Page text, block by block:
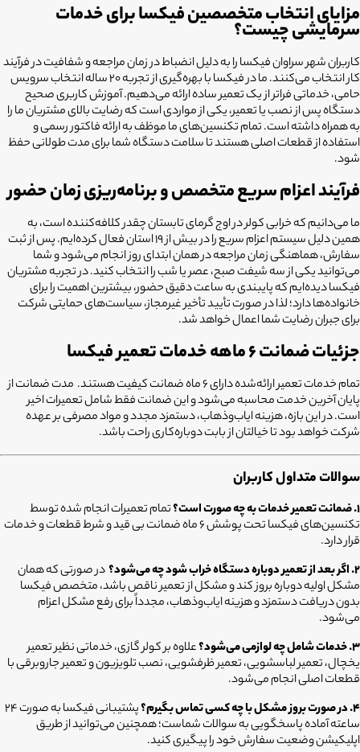
مزایای انتخاب متخصصین فیکسا برای خدمات
سرمایشی چیست؟
کاربران شهر سراوان فیکسا را به دلیل انضباط در زمان مراجعه و شفافیت در فرآیند
کار انتخاب می‌کنند. ما در فیکسا با بهره‌گیری از تجربه ۲۰ ساله انتخاب سرویس
حامی، خدماتی فراتر از یک تعمیر ساده ارائه می‌دهیم. آموزش کاربری صحیح
دستگاه پس از نصب یا تعمیر، یکی از مواردی است که رضایت بالای مشتریان ما را
به همراه داشته است. تمام تکنسین‌های ما موظف به ارائه فاکتور رسمی و
استفاده از قطعات اصلی هستند تا سلامت دستگاه شما برای مدت طولانی حفظ
شود.
فرآیند اعزام سریع متخصص و برنامه‌ریزی زمان حضور
ما می‌دانیم که خرابی کولر در اوج گرمای تابستان چقدر کلافه‌کننده است، به
همین دلیل سیستم اعزام سریع را در بیش از 19 استان فعال کرده‌ایم. پس از ثبت
سفارش، هماهنگی زمان مراجعه در همان ابتدای روز انجام می‌شود و شما
می‌توانید یکی از سه شیفت صبح، عصر یا شب را انتخاب کنید. در تجربه مشتریان
فیکسا دیده‌ایم که پایبندی به ساعت دقیق حضور، بیشترین اهمیت را برای
خانواده‌ها دارد؛ لذا در صورت تأیید تأخیر غیرمجاز، سیاست‌های حمایتی شرکت
برای جبران رضایت شما اعمال خواهد شد.
جزئیات ضمانت ۶ ماهه خدمات تعمیر فیکسا
تمام خدمات تعمیر ارائه‌شده دارای ۶ ماه ضمانت کیفیت هستند. مدت ضمانت از
پایان آخرین خدمت محاسبه می‌شود و این ضمانت فقط شامل تعمیرات اخیر
است. در این بازه، هزینه ایاب‌وذهاب، دستمزد مجدد و مواد مصرفی بر عهده
شرکت خواهد بود تا خیالتان از بابت دوباره‌کاری راحت باشد.
سوالات متداول کاربران
۱. ضمانت تعمیر خدمات به چه صورت است؟
تمام تعمیرات انجام شده توسط
تکنسین‌های فیکسا تحت پوشش ۶ ماه ضمانت بی قید و شرط قطعات و خدمات
قرار دارد.
۲. اگر بعد از تعمیر دوباره دستگاه خراب شود چه می‌شود؟
در صورتی که همان
مشکل اولیه دوباره بروز کند و مشکل از تعمیر ناقص باشد، متخصص فیکسا
بدون دریافت دستمزد و هزینه ایاب‌وذهاب، مجدداً برای رفع مشکل اعزام
می‌شود.
۳. خدمات شامل چه لوازمی می‌شود؟
علاوه بر کولر گازی، خدماتی نظیر تعمیر
یخچال، تعمیر لباسشویی، تعمیر ظرفشویی، نصب تلویزیون و تعمیر جاروبرقی با
قطعات اصلی انجام می‌شود.
۴. در صورت بروز مشکل با چه کسی تماس بگیرم؟
پشتیبانی فیکسا به صورت ۲۴
ساعته آماده پاسخگویی به سوالات شماست؛ همچنین می‌توانید از طریق
اپلیکیشن وضعیت سفارش خود را پیگیری کنید.